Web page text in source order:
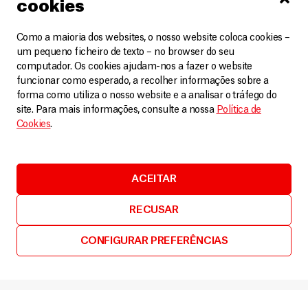
cookies
Como a maioria dos websites, o nosso website coloca cookies –
um pequeno ficheiro de texto – no browser do seu
computador. Os cookies ajudam-nos a fazer o website
funcionar como esperado, a recolher informações sobre a
forma como utiliza o nosso website e a analisar o tráfego do
site. Para mais informações, consulte a nossa Política de
Cookies.
ACEITAR
RECUSAR
CONFIGURAR PREFERÊNCIAS
Afeganistão